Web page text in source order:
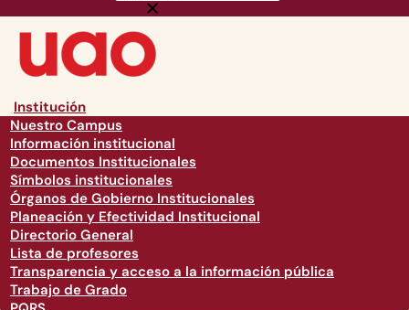
Institución
Nuestro Campus
Información institucional
Documentos Institucionales
Símbolos institucionales
Órganos de Gobierno Institucionales
Planeación y Efectividad Institucional
Directorio General
Lista de profesores
Transparencia y acceso a la información pública
Trabajo de Grado